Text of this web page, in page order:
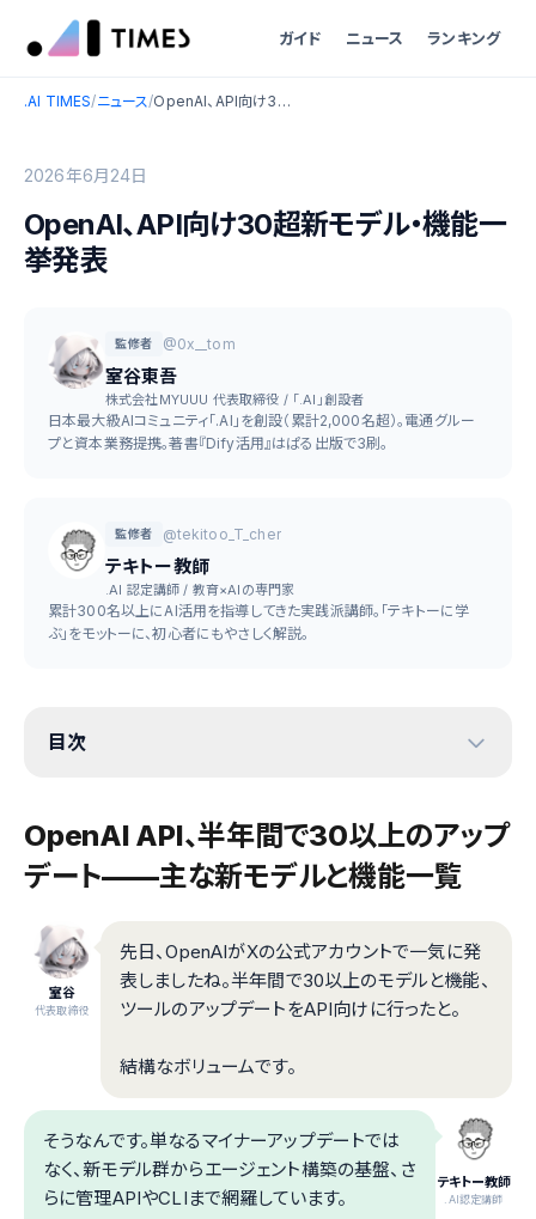
ガイド ニュース ランキング
.AI TIMES/ニュース/ OpenAI、API向け30超新モデル・機能一挙発表
2026年6月24日
OpenAI、API向け30超新モデル・機能一
挙発表
監修者 @0x__tom
室谷東吾
株式会社MYUUU 代表取締役 / 「.AI」創設者
日本最大級AIコミュニティ「.AI」を創設（累計2,000名超）。電通グルー
プと資本業務提携。著書『Dify活用』はぱる出版で3刷。
監修者 @tekitoo_T_cher
テキトー教師
.AI 認定講師 / 教育×AIの専門家
累計300名以上にAI活用を指導してきた実践派講師。「テキトーに学
ぶ」をモットーに、初心者にもやさしく解説。
目次
OpenAI API、半年間で30以上のアップ
デート——主な新モデルと機能一覧
室谷
代表取締役
先日、OpenAIがXの公式アカウントで一気に発
表しましたね。半年間で30以上のモデルと機能、
ツールのアップデートをAPI向けに行ったと。
結構なボリュームです。
テキトー教師
.AI認定講師
そうなんです。単なるマイナーアップデートでは
なく、新モデル群からエージェント構築の基盤、さ
らに管理APIやCLIまで網羅しています。